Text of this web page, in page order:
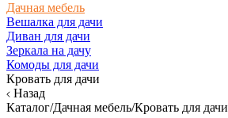
Дачная мебель
Вешалка для дачи
Диван для дачи
Зеркала на дачу
Комоды для дачи
Кровать для дачи
Назад
Каталог/Дачная мебель/Кровать для дачи